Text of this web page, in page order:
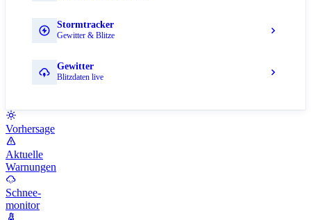
Stormtracker
Gewitter & Blitze
Gewitter
Blitzdaten live
Vorhersage
Aktuelle
Warnungen
Schnee-
monitor